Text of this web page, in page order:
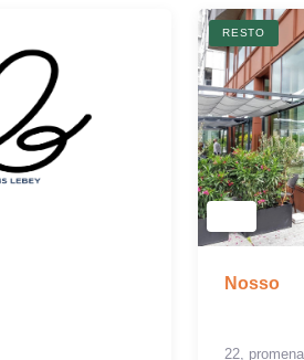
RESTO
Nosso
22,